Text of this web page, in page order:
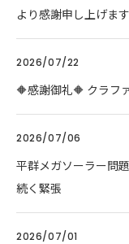
より感謝申し上げます
2026/07/22
🔶感謝御礼🔶 クラフ
2026/07/06
平群メガソーラー問
続く緊張
2026/07/01